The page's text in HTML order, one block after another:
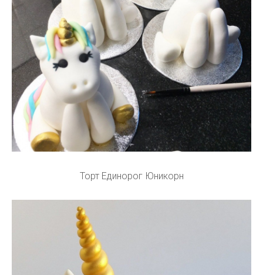
Торт Единорог Юникорн